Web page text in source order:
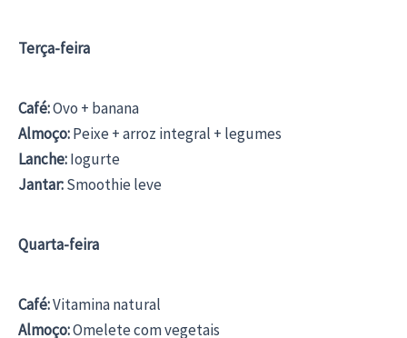
Terça-feira
Café:Ovo + banana
Almoço:Peixe + arroz integral + legumes
Lanche:Iogurte
Jantar:Smoothie leve
Quarta-feira
Café:Vitamina natural
Almoço:Omelete com vegetais